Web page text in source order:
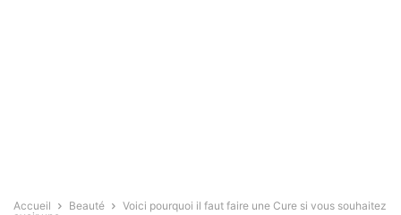
Accueil Beauté
Voici pourquoi il faut faire une Cure si vous souhaitez